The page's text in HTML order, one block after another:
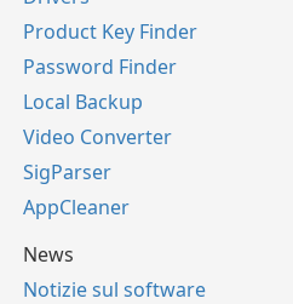
Product Key Finder
Password Finder
Local Backup
Video Converter
SigParser
AppCleaner
News
Notizie sul software